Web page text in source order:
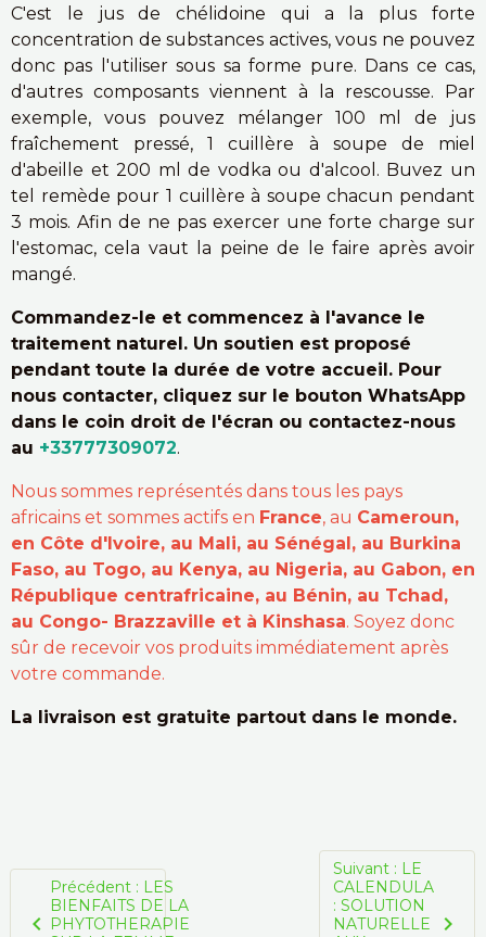
C'est le jus de chélidoine qui a la plus forte
concentration de substances actives, vous ne pouvez
donc pas l'utiliser sous sa forme pure. Dans ce cas,
d'autres composants viennent à la rescousse. Par
exemple, vous pouvez mélanger 100 ml de jus
fraîchement pressé, 1 cuillère à soupe de miel
d'abeille et 200 ml de vodka ou d'alcool. Buvez un
tel remède pour 1 cuillère à soupe chacun pendant
3 mois. Afin de ne pas exercer une forte charge sur
l'estomac, cela vaut la peine de le faire après avoir
mangé.
Commandez-le et commencez à l'avance le
traitement naturel. Un soutien est proposé
pendant toute la durée de votre accueil. Pour
nous contacter, cliquez sur le bouton WhatsApp
dans le coin droit de l'écran ou contactez-nous
au +33777309072.
Nous sommes représentés dans tous les pays
africains et sommes actifs en France, au Cameroun,
en Côte d'Ivoire, au Mali, au Sénégal, au Burkina
Faso, au Togo, au Kenya, au Nigeria, au Gabon, en
République centrafricaine, au Bénin, au Tchad,
au Congo- Brazzaville et à Kinshasa. Soyez donc
sûr de recevoir vos produits immédiatement après
votre commande.
La livraison est gratuite partout dans le monde.
Précédent : LES
BIENFAITS DE LA
PHYTOTHERAPIE
Suivant : LE
CALENDULA
: SOLUTION
NATURELLE